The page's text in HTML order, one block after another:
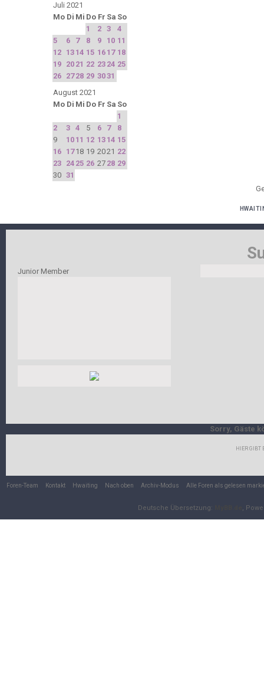
Juli 2021
Mo Di Mi Do Fr Sa So
1
2 3
4
5
6 7 8 9 10 11
12 13 14 15 16 17 18
19 20 21 22 23 24 25
26 27 28 29 3031
August 2021
Mo Di Mi Do Fr Sa So
1
2
3 4 5 6 7
8
9
10 11 12 13 14 15
16 17 18 19 2021 22
23 24 25 26 27 28 29
30 31
Junior Member
Sorry, Gäste
HIER GIBT
Foren-Team Kontakt Hwaiting Nach oben Archiv-Modus Alle Foren als gelesen
Deutsche Übersetzung: ,